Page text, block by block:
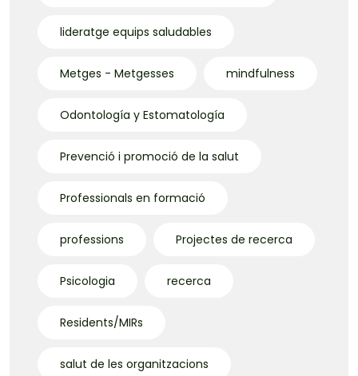
lideratge equips saludables
Metges - Metgesses mindfulness
Odontología y Estomatología
Prevenció i promoció de la salut
Professionals en formació
professions Projectes de recerca
Psicologia recerca
Residents/MIRs
salut de les organitzacions